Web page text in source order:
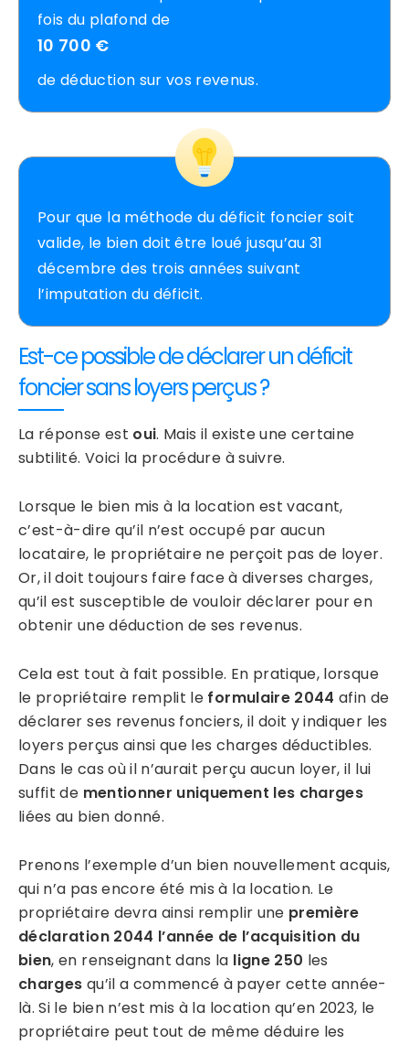
fois du plafond de
10 700 €
de déduction sur vos revenus.
Pour que la méthode du déficit foncier soit
valide, le bien doit être loué jusqu’au 31
décembre des trois années suivant
l’imputation du déficit.
Est-ce possible de déclarer un déficit
foncier sans loyers perçus ?
La réponse est oui. Mais il existe une certaine
subtilité. Voici la procédure à suivre.
Lorsque le bien mis à la location est vacant,
c’est-à-dire qu’il n’est occupé par aucun
locataire, le propriétaire ne perçoit pas de loyer.
Or, il doit toujours faire face à diverses charges,
qu’il est susceptible de vouloir déclarer pour en
obtenir une déduction de ses revenus.
Cela est tout à fait possible. En pratique, lorsque
le propriétaire remplit le formulaire 2044 afin de
déclarer ses revenus fonciers, il doit y indiquer les
loyers perçus ainsi que les charges déductibles.
Dans le cas où il n’aurait perçu aucun loyer, il lui
suffit de mentionner uniquement les charges
liées au bien donné.
Prenons l’exemple d’un bien nouvellement acquis,
qui n’a pas encore été mis à la location. Le
propriétaire devra ainsi remplir une première
déclaration 2044 l’année de l’acquisition du
bien, en renseignant dans la ligne 250 les
charges qu’il a commencé à payer cette année-
là. Si le bien n’est mis à la location qu’en 2023, le
propriétaire peut tout de même déduire les